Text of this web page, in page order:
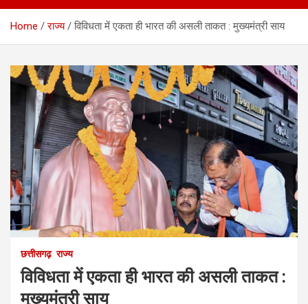
Home राज्य विविधता में एकता ही भारत की असली ताकत : मुख्यमंत्री साय
छत्तीसगढ़ राज्य
विविधता में एकता ही भारत की असली ताकत :
मुख्यमंत्री साय